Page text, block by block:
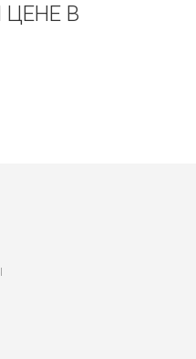
ЦЕНЕ В